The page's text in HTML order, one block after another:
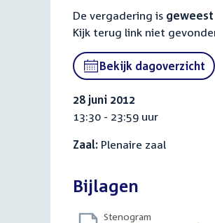
De vergadering is geweest
Kijk terug link niet
Bekijk dagoverzicht
28 juni 2012
13:30 - 23:59 uur
Zaal: Plenaire zaal
Bijlagen
Stenogram